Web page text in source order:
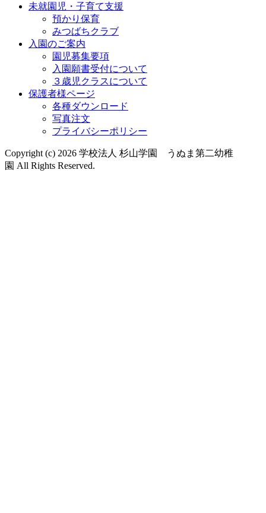
未就園児・子育て支援
預かり保育
みつばちクラブ
入園のご案内
園児募集要項
入園願書受付について
３歳児クラスについて
保護者様ページ
各種ダウンロード
写真注文
プライバシーポリシー
Copyright (c) 2026 学校法人 杉山学園 うぬま第二幼稚
園 All Rights Reserved.